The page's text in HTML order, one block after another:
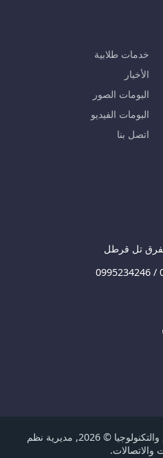
خدمات طلابية
الأخبار
البومات الصور
البومات الفيديو
اتصل بنا
تل قرطل
0995234246 /
الجامعة العربية الخاصة للعلوم والتكنولوجيا © 2026, مديرية نظم
والاتصالات.